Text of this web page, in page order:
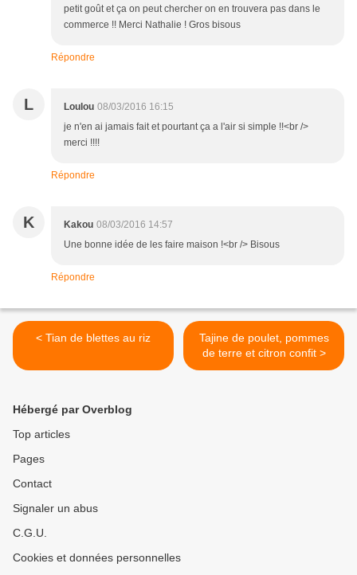
petit goût et ça on peut chercher on en trouvera pas dans le
commerce !! Merci Nathalie ! Gros bisous
Répondre
L Loulou 08/03/2016 16:15
je n'en ai jamais fait et pourtant ça a l'air si simple !!<br />
merci !!!!
Répondre
K Kakou 08/03/2016 14:57
Une bonne idée de les faire maison !<br /> Bisous
Répondre
< Tian de blettes au riz
Tajine de poulet, pommes
de terre et citron confit >
Hébergé par Overblog
Top articles
Pages
Contact
Signaler un abus
C.G.U.
Cookies et données personnelles